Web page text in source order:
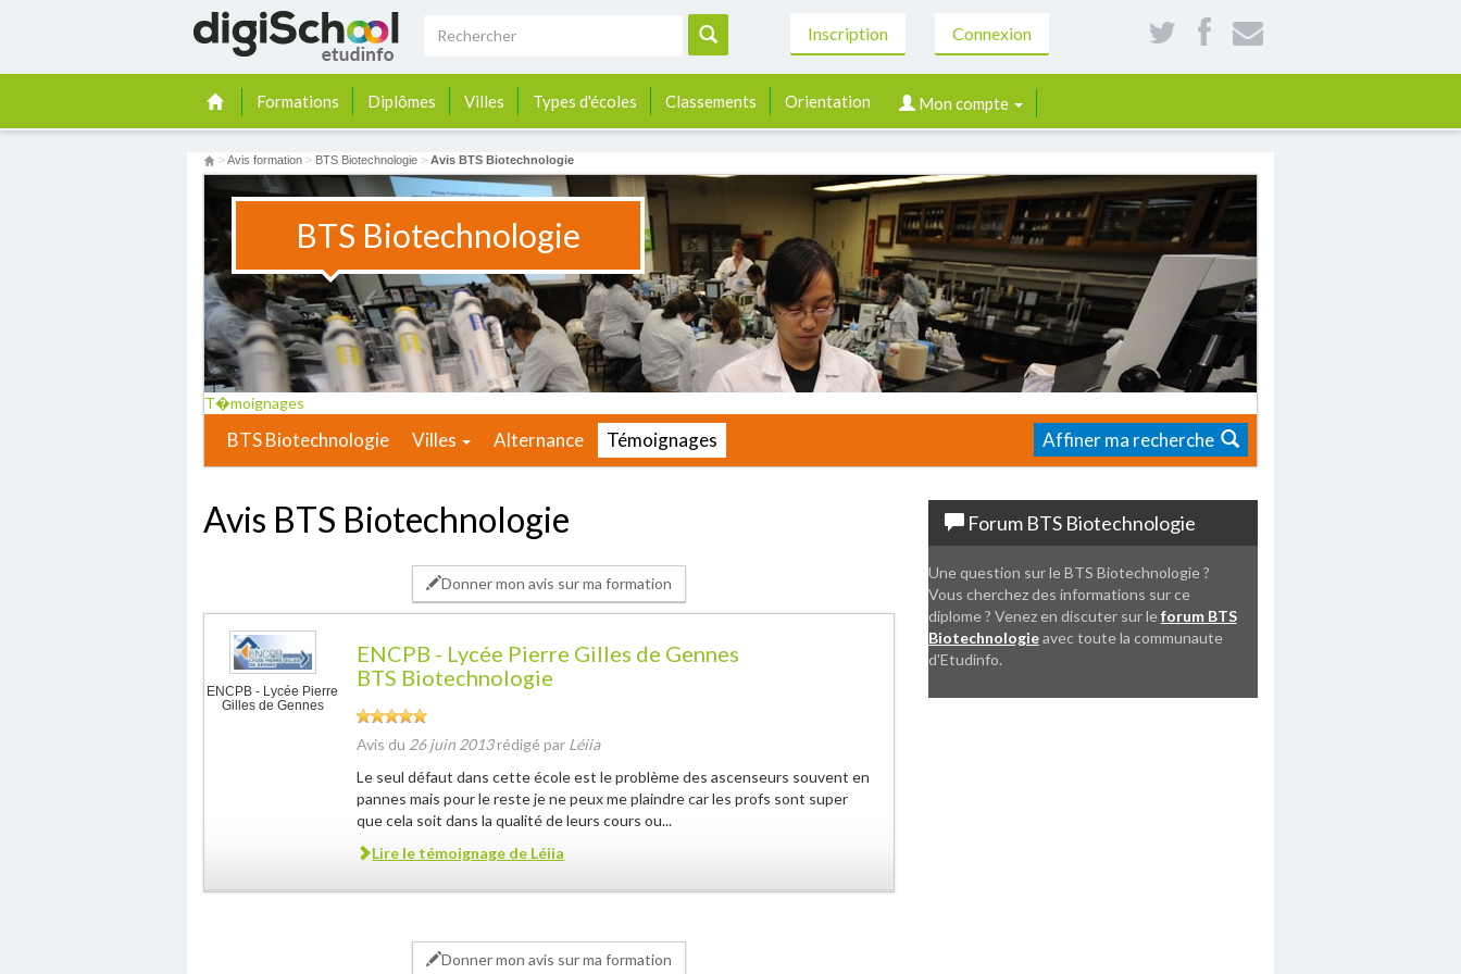
Inscription Connexion
Formations Diplômes Villes Types d'écoles Classements Orientation Mon compte
>Avis formation > BTS Biotechnologie > Avis BTS Biotechnologie
BTS Biotechnologie
T�moignages
BTS Biotechnologie Villes Alternance Témoignages Affiner ma recherche
Avis BTS Biotechnologie
Donner mon avis sur ma formation
ENCPB - Lycée Pierre
Gilles de Gennes
ENCPB - Lycée Pierre Gilles de Gennes
BTS Biotechnologie
Avis du 26 juin 2013rédigé par Léiia
Le seul défaut dans cette école est le problème des ascenseurs souvent en
pannes mais pour le reste je ne peux me plaindre car les profs sont super
que cela soit dans la qualité de leurs cours ou...
Lire le témoignage de Léiia
Donner mon avis sur ma formation
Forum BTS Biotechnologie
Une question sur le BTS Biotechnologie ?
Vous cherchez des informations sur ce
diplome ? Venez en discuter sur leforum BTS
Biotechnologieavec toute la communaute
d'Etudinfo.